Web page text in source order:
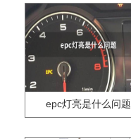
epc灯亮是什么问题